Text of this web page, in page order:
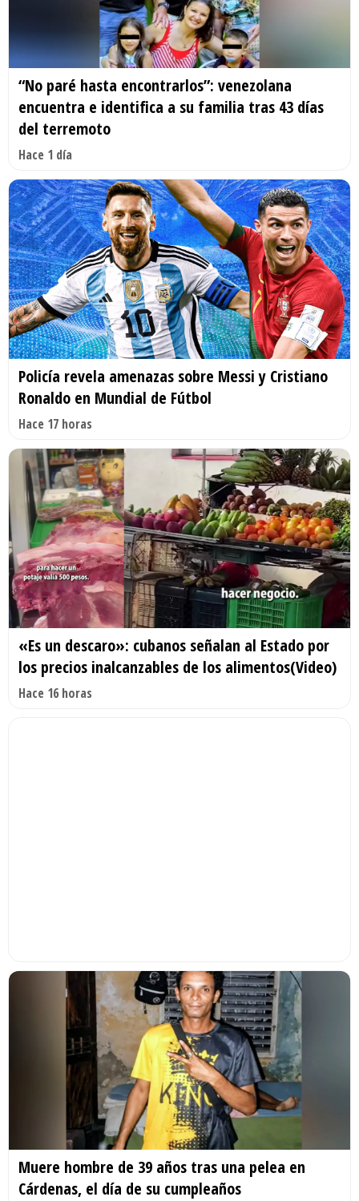
“No paré hasta encontrarlos”: venezolana
encuentra e identifica a su familia tras 43 días
del terremoto
Hace 1 día
Policía revela amenazas sobre Messi y Cristiano
Ronaldo en Mundial de Fútbol
Hace 17 horas
«Es un descaro»: cubanos señalan al Estado por
los precios inalcanzables de los alimentos(Video)
Hace 16 horas
Muere hombre de 39 años tras una pelea en
Cárdenas, el día de su cumpleaños